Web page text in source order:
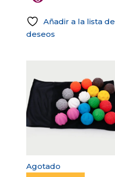
Añadir a la lista de
deseos
Agotado